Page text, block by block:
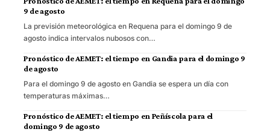
9 de agosto
La previsión meteorológica en Requena para el domingo 9 de
agosto indica intervalos nubosos con…
Pronóstico de AEMET: el tiempo en Gandia para el domingo 9
de agosto
Para el domingo 9 de agosto en Gandia se espera un día con
temperaturas máximas…
Pronóstico de AEMET: el tiempo en Peñíscola para el
domingo 9 de agosto